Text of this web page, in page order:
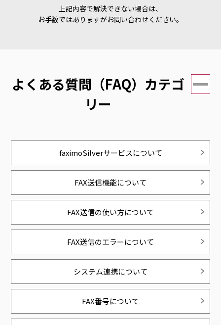
上記内容で解決できない場合は、
お手数ではありますがお問い合わせください。
よくある質問（FAQ）カテゴ
リー
faximoSilverサービスについて
FAX送信機能について
FAX送信の使い方について
FAX送信のエラーについて
システム連携について
FAX番号について